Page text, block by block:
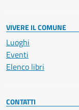
VIVERE IL COMUNE
Luoghi
Eventi
Elenco libri
CONTATTI